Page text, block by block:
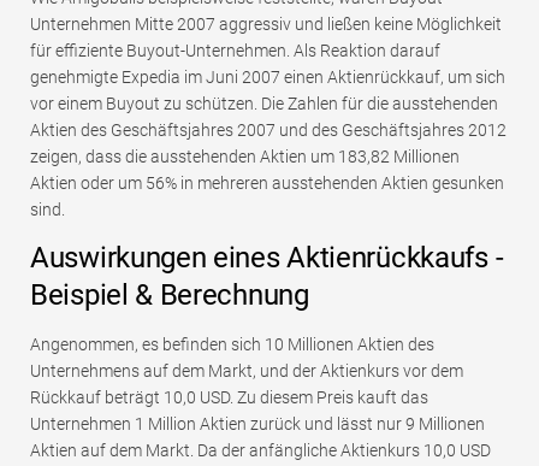
Unternehmen Mitte 2007 aggressiv und ließen keine Möglichkeit
für effiziente Buyout-Unternehmen. Als Reaktion darauf
genehmigte Expedia im Juni 2007 einen Aktienrückkauf, um sich
vor einem Buyout zu schützen. Die Zahlen für die ausstehenden
Aktien des Geschäftsjahres 2007 und des Geschäftsjahres 2012
zeigen, dass die ausstehenden Aktien um 183,82 Millionen
Aktien oder um 56% in mehreren ausstehenden Aktien gesunken
sind.
Auswirkungen eines Aktienrückkaufs -
Beispiel & Berechnung
Angenommen, es befinden sich 10 Millionen Aktien des
Unternehmens auf dem Markt, und der Aktienkurs vor dem
Rückkauf beträgt 10,0 USD. Zu diesem Preis kauft das
Unternehmen 1 Million Aktien zurück und lässt nur 9 Millionen
Aktien auf dem Markt. Da der anfängliche Aktienkurs 10,0 USD